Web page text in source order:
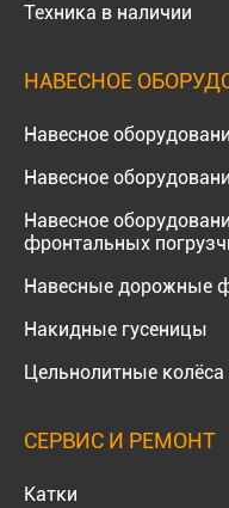
Техника в наличии
НАВЕСНОЕ
Навесное
Навесное
Навесное
фронтальных
Навесные дорожные
Накидные гусеницы
Цельнолитные колёса
СЕРВИС И РЕМОНТ
Катки